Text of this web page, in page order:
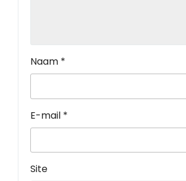
Naam *
E-mail *
Site